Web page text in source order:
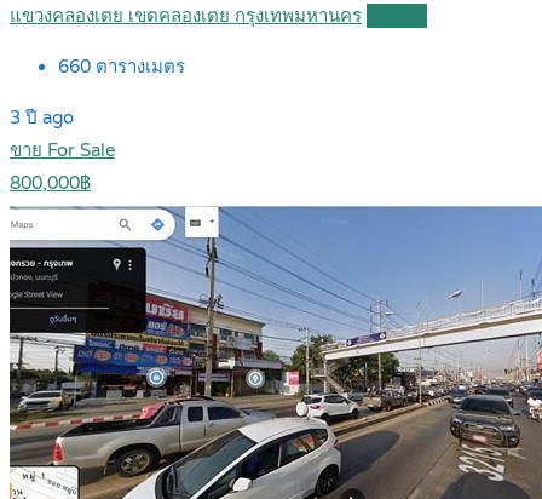
แขวงคลองเตย เขตคลองเตย กรุงเทพมหานคร
660 ตารางเมตร
3 ปี ago
ขาย For Sale
800,000฿